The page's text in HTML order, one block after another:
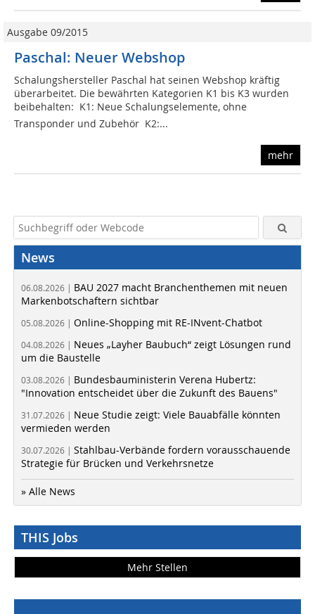
Ausgabe 09/2015
Paschal: Neuer Webshop
Schalungshersteller Paschal hat seinen Webshop kräftig
überarbeitet. Die bewährten Kategorien K1 bis K3 wurden
beibehalten:  K1: Neue Schalungselemente, ohne
Transponder und Zubehör  K2:...
mehr
News
06.08.2026 | BAU 2027 macht Branchenthemen mit neuen
Markenbotschaftern sichtbar
05.08.2026 | Online-Shopping mit RE-INvent-Chatbot
04.08.2026 | Neues „Layher Baubuch“ zeigt Lösungen rund
um die Baustelle
03.08.2026 | Bundesbauministerin Verena Hubertz:
"Innovation entscheidet über die Zukunft des Bauens"
31.07.2026 | Neue Studie zeigt: Viele Bauabfälle könnten
vermieden werden
30.07.2026 | Stahlbau-Verbände fordern vorausschauende
Strategie für Brücken und Verkehrsnetze
» Alle News
THIS Jobs
Mehr Stellen